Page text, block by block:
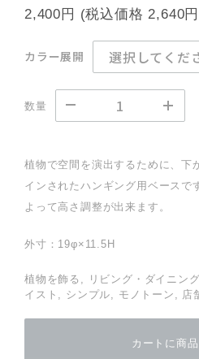
2,400円 (税込価格2,640円
カラー展開
数量
植物で空間を演出するために、下
インされたハンギング用ベースで
よって高さ調整が出来ます。
外寸：19φ×11.5H
植物を飾る, リビング・ダイニン
イスト, シンプル, モノトーン, 店
カートに商